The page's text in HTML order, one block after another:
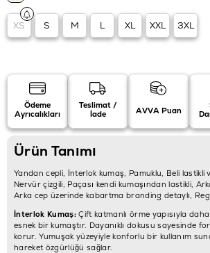
XS S M L XL XXL 3XL
Ödeme
Ayrıcalıkları
Teslimat /
İade
AVVA Puan
Ürün Tanımı
Yandan cepli, İnterlok kumaş, Pamuklu, Beli lastikli
Nervür çizgili, Paçası kendi kumaşından lastikli,
Arka cep üzerinde kabartma branding detaylı,
İnterlok Kumaş:Çift katmanlı örme yapısıyla
esnek bir kumaştır. Dayanıklı dokusu sayesinde
korur. Yumuşak yüzeyiyle konforlu bir kullanım
hareket özgürlüğü sağlar.